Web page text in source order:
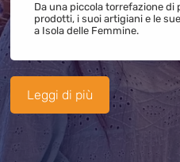
Da una piccola torrefazione di
prodotti, i suoi artigiani e le
a Isola delle Femmine.
Leggi di più